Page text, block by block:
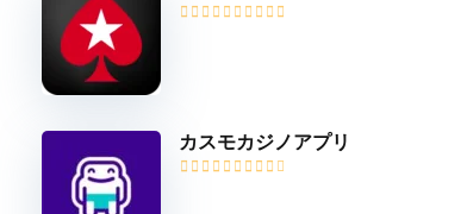
カスモカジノアプリ